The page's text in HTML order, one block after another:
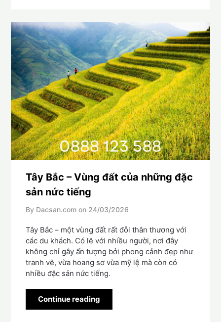
Tây Bắc – Vùng đất của những đặc
sản nức tiếng
By Dacsan.com on 24/03/2026
Tây Bắc – một vùng đất rất đỗi thân thương với
các du khách. Có lẽ với nhiều người, nơi đây
không chỉ gây ấn tượng bởi phong cảnh đẹp như
tranh vẽ, vừa hoang sơ vừa mỹ lệ mà còn có
nhiều đặc sản nức tiếng.
Continue reading